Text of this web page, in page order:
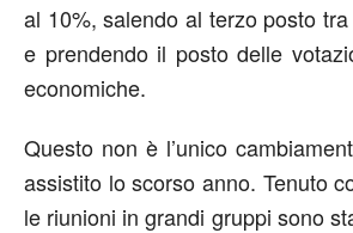
al 10%, salendo al terzo posto
e prendendo il posto delle
economiche.
Questo non è l’unico
assistito lo scorso anno. Tenuto
le riunioni in grandi gruppi sono